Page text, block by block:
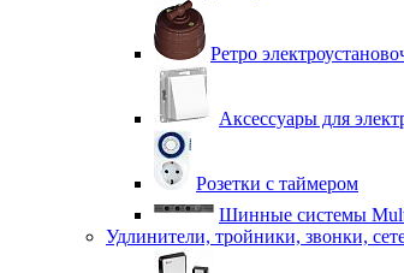
Ретро
Аксессуары для
Розетки с таймером
Шинные системы
Удлинители, тройники, звонки,